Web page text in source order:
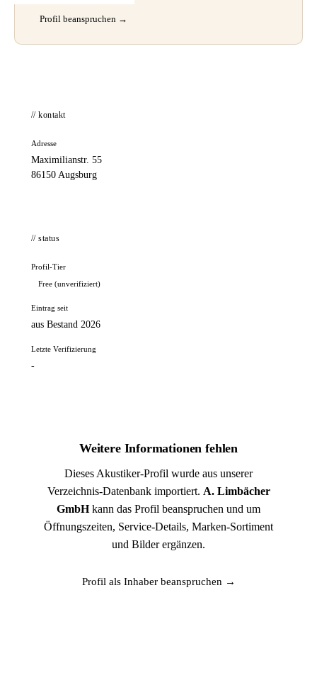
Profil beanspruchen →
// kontakt
Adresse
Maximilianstr. 55
86150 Augsburg
// status
Profil-Tier
Free (unverifiziert)
Eintrag seit
aus Bestand 2026
Letzte Verifizierung
-
Weitere Informationen fehlen
Dieses Akustiker-Profil wurde aus unserer
Verzeichnis-Datenbank importiert. A. Limbächer
GmbHkann das Profil beanspruchen und um
Öffnungszeiten, Service-Details, Marken-Sortiment
und Bilder ergänzen.
Profil als Inhaber beanspruchen →